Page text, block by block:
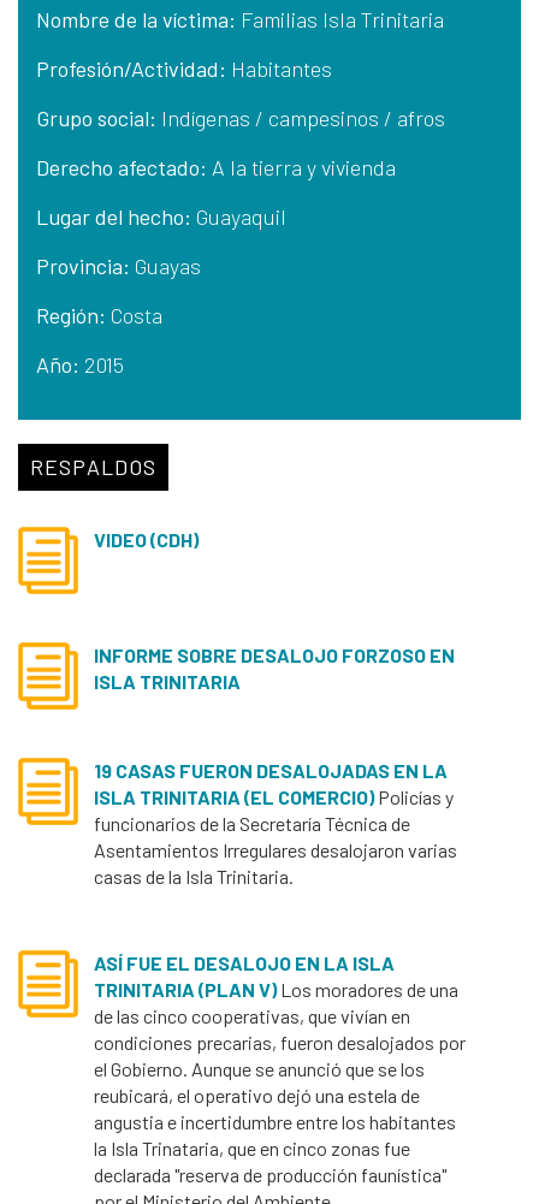
Nombre de la víctima: Familias Isla Trinitaria
Profesión/Actividad: Habitantes
Grupo social: Indígenas / campesinos / afros
Derecho afectado: A la tierra y vivienda
Lugar del hecho: Guayaquil
Provincia: Guayas
Región: Costa
Año: 2015
RESPALDOS
VIDEO (CDH)
INFORME SOBRE DESALOJO FORZOSO EN
ISLA TRINITARIA
19 CASAS FUERON DESALOJADAS EN LA
ISLA TRINITARIA (EL COMERCIO)Policías y
funcionarios de la Secretaría Técnica de
Asentamientos Irregulares desalojaron varias
casas de la Isla Trinitaria.
ASÍ FUE EL DESALOJO EN LA ISLA
TRINITARIA (PLAN V)Los moradores de una
de las cinco cooperativas, que vivían en
condiciones precarias, fueron desalojados por
el Gobierno. Aunque se anunció que se los
reubicará, el operativo dejó una estela de
angustia e incertidumbre entre los habitantes
la Isla Trinataria, que en cinco zonas fue
declarada "reserva de producción faunística"